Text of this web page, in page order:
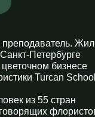
Петербурге
бизнесе
Turcan
из 55 стран